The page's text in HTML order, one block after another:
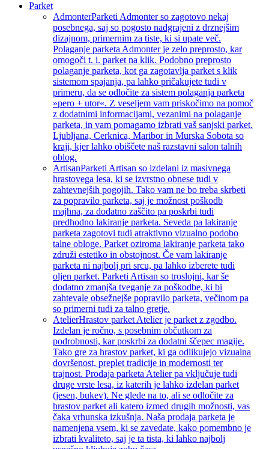
Parket
AdmonterParketi Admonter so zagotovo nekaj
posebnega, saj so pogosto nadgrajeni z drznejšim
dizajnom, primernim za tiste, ki si upate več.
Polaganje parketa Admonter je zelo preprosto, kar
omogoči t. i. parket na klik. Podobno preprosto
polaganje parketa, kot ga zagotavlja parket s klik
sistemom spajanja, pa lahko pričakujete tudi v
primeru, da se odločite za sistem polaganja parketa
»pero + utor«. Z veseljem vam priskočimo na pomoč
z dodatnimi informacijami, vezanimi na polaganje
parketa, in vam pomagamo izbrati vaš sanjski parket.
Ljubljana, Cerknica, Maribor in Murska Sobota so
kraji, kjer lahko obiščete naš razstavni salon talnih
oblog.
ArtisanParketi Artisan so izdelani iz masivnega
hrastovega lesa, ki se izvrstno obnese tudi v
zahtevnejših pogojih. Tako vam ne bo treba skrbeti
za popravilo parketa, saj je možnost poškodb
majhna, za dodatno zaščito pa poskrbi tudi
predhodno lakiranje parketa. Seveda pa lakiranje
parketa zagotovi tudi atraktivno vizualno podobo
talne obloge. Parket oziroma lakiranje parketa tako
združi estetiko in obstojnost. Če vam lakiranje
parketa ni najbolj pri srcu, pa lahko izberete tudi
oljen parket. Parketi Artisan so troslojni, kar še
dodatno zmanjša tveganje za poškodbe, ki bi
zahtevale obsežnejše popravilo parketa, večinom pa
so primerni tudi za talno gretje.
AtelierHrastov parket Atelier je parket z zgodbo.
Izdelan je ročno, s posebnim občutkom za
podrobnosti, kar poskrbi za dodatni ščepec magije.
Tako gre za hrastov parket, ki ga odlikujejo vizualna
dovršenost, preplet tradicije in modernosti ter
trajnost. Prodaja parketa Atelier pa vključuje tudi
druge vrste lesa, iz katerih je lahko izdelan parket
(jesen, bukev). Ne glede na to, ali se odločite za
hrastov parket ali katero izmed drugih možnosti, vas
čaka vrhunska izkušnja. Naša prodaja parketa je
namenjena vsem, ki se zavedate, kako pomembno je
izbrati kvaliteto, saj je ta tista, ki lahko najbolj